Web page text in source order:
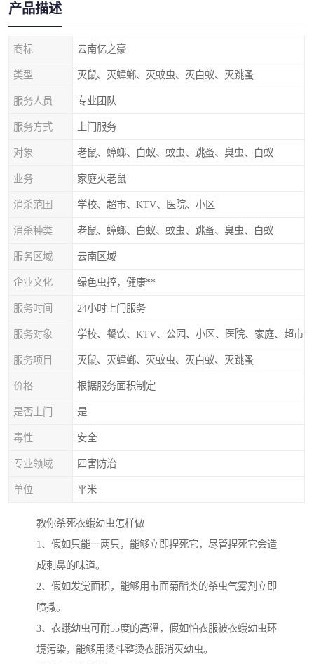
产品描述
商标 云南亿之豪
类型 灭鼠、灭蟑螂、灭蚊虫、灭白蚁、灭跳蚤
服务人员 专业团队
服务方式 上门服务
对象 老鼠、蟑螂、白蚁、蚊虫、跳蚤、臭虫、白蚁
业务 家庭灭老鼠
消杀范围 学校、超市、KTV、医院、小区
消杀种类 老鼠、蟑螂、白蚁、蚊虫、跳蚤、臭虫、白蚁
服务区域 云南区域
企业文化 绿色虫控，健康**
服务时间 24小时上门服务
服务对象 学校、餐饮、KTV、公园、小区、医院、家庭、超市
服务项目 灭鼠、灭蟑螂、灭蚊虫、灭白蚁、灭跳蚤
价格 根据服务面积制定
是否上门 是
毒性 安全
专业领域 四害防治
单位 平米
教你杀死衣蛾幼虫怎样做
1、假如只能一两只，能够立即捏死它，尽管捏死它会造
成刺鼻的味道。
2、假如发觉面积，能够用市面菊酯类的杀虫气雾剂立即
喷撒。
3、衣蛾幼虫可耐55度的高溫，假如怕衣服被衣蛾幼虫环
境污染，能够用烫斗整烫衣服消灭幼虫。